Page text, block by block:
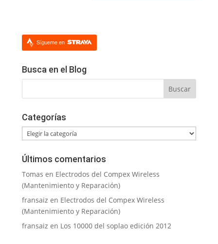
Sígueme en
Busca en el Blog
Categorías
Categorías
Últimos comentarios
Tomas en Electrodos del Compex Wireless
(Mantenimiento y Reparación)
fransaiz en Electrodos del Compex Wireless
(Mantenimiento y Reparación)
fransaiz en Los 10000 del soplao edición 2012